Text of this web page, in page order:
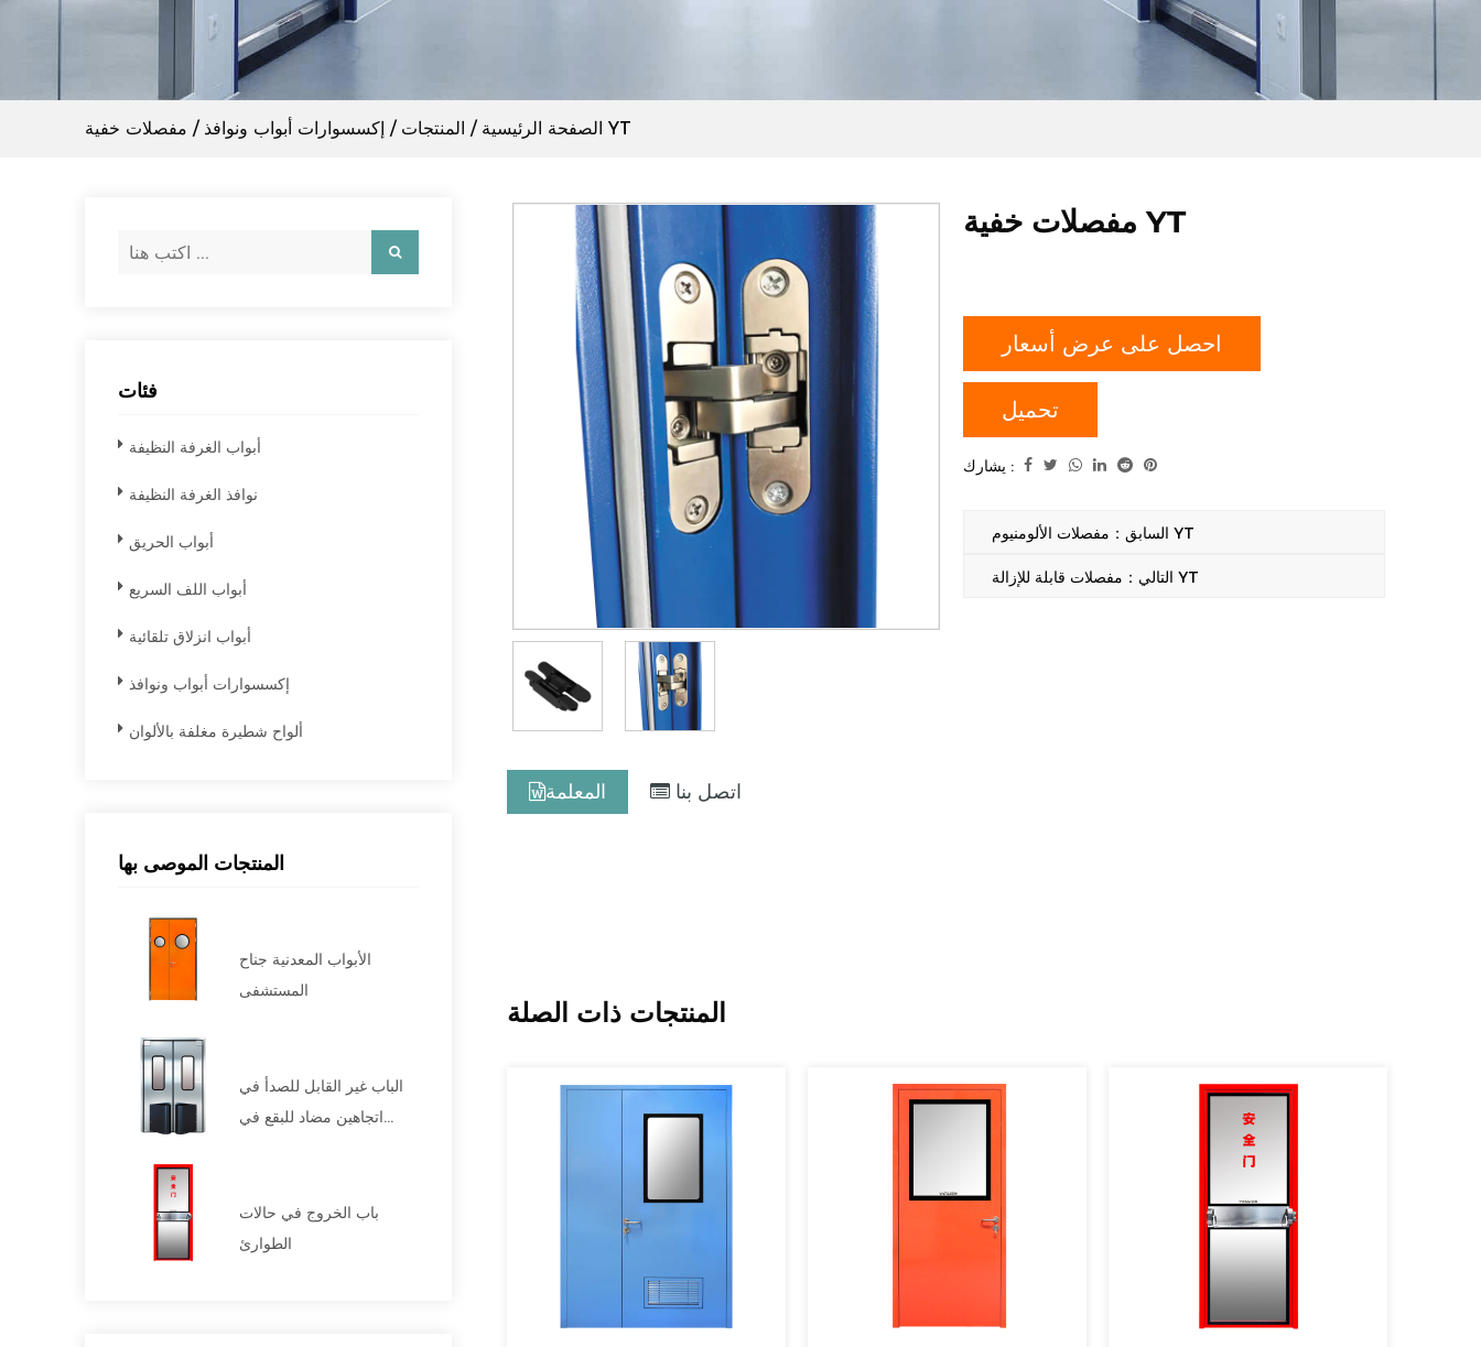
الصفحة الرئيسية / المنتجات / إكسسوارات أبواب ونوافذ / مفصلات خفية YT
فئات
أبواب الغرفة النظيفة
نوافذ الغرفة النظيفة
أبواب الحريق
أبواب اللف السريع
أبواب انزلاق تلقائية
إكسسوارات أبواب ونوافذ
ألواح شطيرة مغلفة بالألوان
المنتجات الموصى بها
الأبواب المعدنية جناح
المستشفى
الباب غير القابل للصدأ في
اتجاهين مضاد للبقع في
باب الخروج في حالات
الطوارئ
مفصلات خفية YT
احصل على عرض أسعار
تحميل
يشارك :
السابق：مفصلات الألومنيوم YT
التالي：مفصلات قابلة للإزالة YT
المعلمة اتصل بنا
المنتجات ذات الصلة